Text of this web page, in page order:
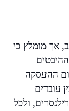
אך מומלץ כי
ההעסקה
עובדים
ולכל